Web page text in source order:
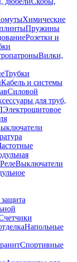
Химические
Пружины
Розетки и
Вилки,
Трубки
Кабель и системы
Силовой
для труб,
Электрощитовое
РелеВыключатели
Напольные
Спортивные